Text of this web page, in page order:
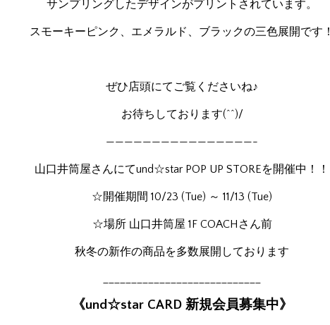
サンプリングしたデザインがプリントされています。
スモーキーピンク、エメラルド、ブラックの三色展開です！
ぜひ店頭にてご覧くださいね♪
お待ちしております(^^)/
————————————————-
山口井筒屋さんにてund☆star POP UP STOREを開催中！！
☆開催期間 10/23 (Tue) ～ 11/13 (Tue)
☆場所 山口井筒屋 1F COACHさん前
秋冬の新作の商品を多数展開しております
《und☆star CARD 新規会員募集中》